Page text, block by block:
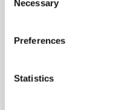
Selection
Necessary
Preferences
Statistics
ENERGY STAR